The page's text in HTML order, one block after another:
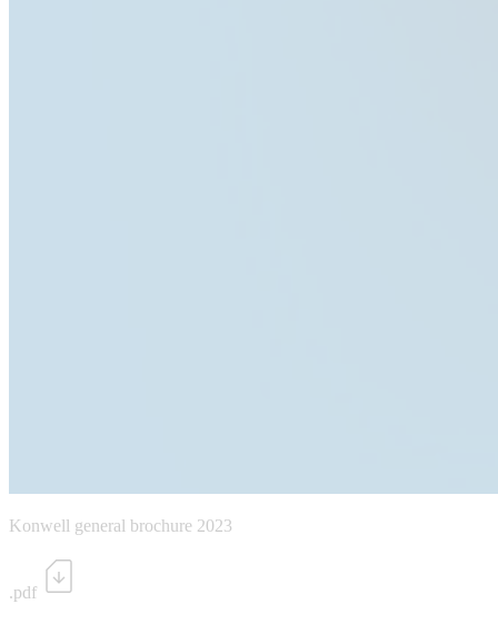
Konwell general brochure 2023
.pdf